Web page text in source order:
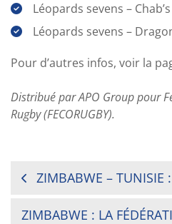
Léopards sevens –
Léopards sevens –
Pour d’autres infos, voir la
Distribué par APO Group pour
Rugby (FECORUGBY).
NAVIGATION